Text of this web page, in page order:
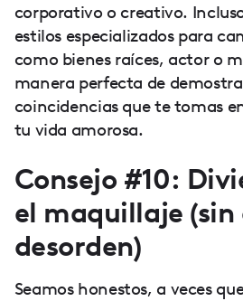
corporativo o creativo.
estilos especializados para
como bienes raíces, actor o
manera perfecta de
coincidencias que te tomas
tu vida amorosa.
Consejo #10:
el maquillaje (sin
desorden)
Seamos honestos, a veces